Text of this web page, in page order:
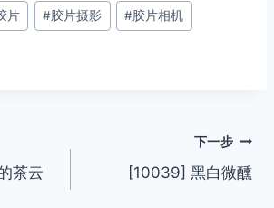
片 #胶片摄影 #胶片相机
茶云
下一步
[10039] 黑白微醺